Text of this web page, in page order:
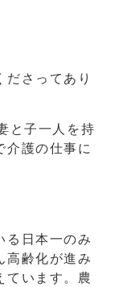
ださってあり
と子一人を持
介護の仕事に
る日本一のみ
高齢化が進み
ています。農